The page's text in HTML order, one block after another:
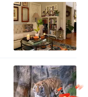
分享单篇
佣金2.5元